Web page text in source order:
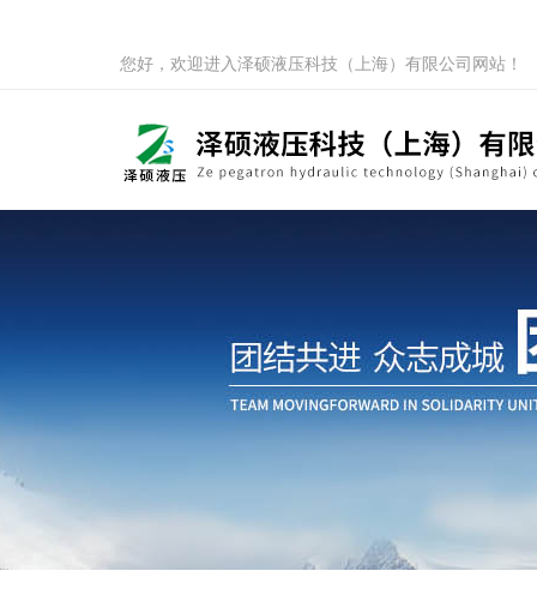
您好，欢迎进入泽硕液压科技（上海）有限公司网站！